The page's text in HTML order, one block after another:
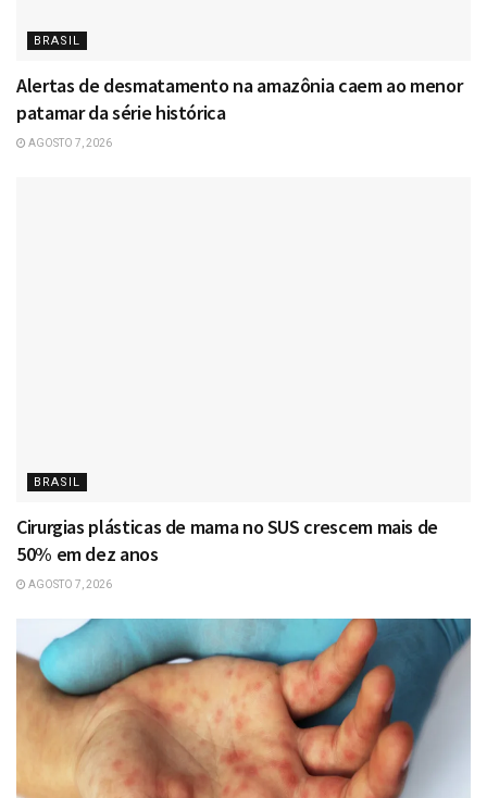
BRASIL
Alertas de desmatamento na amazônia caem ao menor
patamar da série histórica
AGOSTO 7, 2026
BRASIL
Cirurgias plásticas de mama no SUS crescem mais de
50% em dez anos
AGOSTO 7, 2026